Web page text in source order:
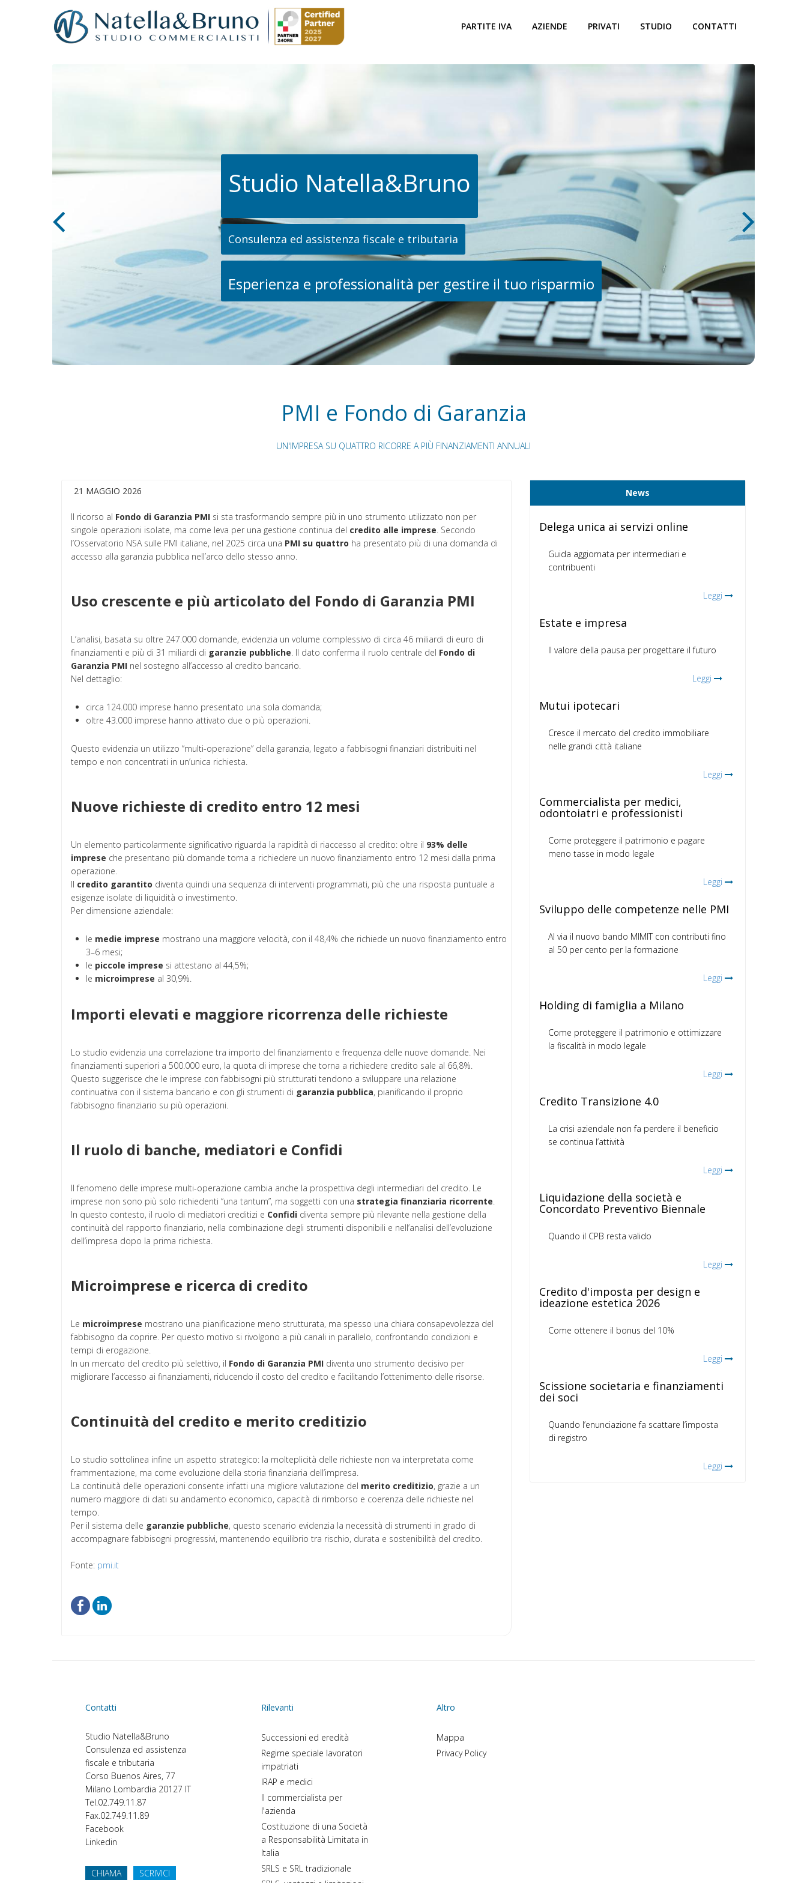
CONTATTI
STUDIO
PRIVATI
AZIENDE
PARTITE IVA
Studio Natella&Bruno
Consulenza ed assistenza fiscale e tributaria
Esperienza e professionalità per gestire il tuo risparmio
PMI e Fondo di Garanzia
UN'IMPRESA SU QUATTRO RICORRE A PIÙ FINANZIAMENTI ANNUALI
21 MAGGIO 2026
Il ricorso al Fondo di Garanzia PMI si sta trasformando sempre più in uno strumento utilizzato non per
singole operazioni isolate, ma come leva per una gestione continua del credito alle imprese. Secondo
l’Osservatorio NSA sulle PMI italiane, nel 2025 circa una PMI su quattro ha presentato più di una domanda di
accesso alla garanzia pubblica nell’arco dello stesso anno.
Uso crescente e più articolato del Fondo di Garanzia PMI
L’analisi, basata su oltre 247.000 domande, evidenzia un volume complessivo di circa 46 miliardi di euro di
finanziamenti e più di 31 miliardi di garanzie pubbliche. Il dato conferma il ruolo centrale del Fondo di
Garanzia PMI nel sostegno all’accesso al credito bancario.
Nel dettaglio:
circa 124.000 imprese hanno presentato una sola domanda;
oltre 43.000 imprese hanno attivato due o più operazioni.
Questo evidenzia un utilizzo “multi-operazione” della garanzia, legato a fabbisogni finanziari distribuiti nel
tempo e non concentrati in un’unica richiesta.
Nuove richieste di credito entro 12 mesi
Un elemento particolarmente significativo riguarda la rapidità di riaccesso al credito: oltre il 93% delle
imprese che presentano più domande torna a richiedere un nuovo finanziamento entro 12 mesi dalla prima
operazione.
Il credito garantito diventa quindi una sequenza di interventi programmati, più che una risposta puntuale a
esigenze isolate di liquidità o investimento.
Per dimensione aziendale:
le medie imprese mostrano una maggiore velocità, con il 48,4% che richiede un nuovo finanziamento entro
3–6 mesi;
le piccole imprese si attestano al 44,5%;
le microimprese al 30,9%.
Importi elevati e maggiore ricorrenza delle richieste
Lo studio evidenzia una correlazione tra importo del finanziamento e frequenza delle nuove domande. Nei
finanziamenti superiori a 500.000 euro, la quota di imprese che torna a richiedere credito sale al 66,8%.
Questo suggerisce che le imprese con fabbisogni più strutturati tendono a sviluppare una relazione
continuativa con il sistema bancario e con gli strumenti di garanzia pubblica, pianificando il proprio
fabbisogno finanziario su più operazioni.
Il ruolo di banche, mediatori e Confidi
Il fenomeno delle imprese multi-operazione cambia anche la prospettiva degli intermediari del credito. Le
imprese non sono più solo richiedenti “una tantum”, ma soggetti con una strategia finanziaria ricorrente.
In questo contesto, il ruolo di mediatori creditizi e Confidi diventa sempre più rilevante nella gestione della
continuità del rapporto finanziario, nella combinazione degli strumenti disponibili e nell’analisi dell’evoluzione
dell’impresa dopo la prima richiesta.
Microimprese e ricerca di credito
Le microimprese mostrano una pianificazione meno strutturata, ma spesso una chiara consapevolezza del
fabbisogno da coprire. Per questo motivo si rivolgono a più canali in parallelo, confrontando condizioni e
tempi di erogazione.
In un mercato del credito più selettivo, il Fondo di Garanzia PMI diventa uno strumento decisivo per
migliorare l’accesso ai finanziamenti, riducendo il costo del credito e facilitando l’ottenimento delle risorse.
Continuità del credito e merito creditizio
Lo studio sottolinea infine un aspetto strategico: la molteplicità delle richieste non va interpretata come
frammentazione, ma come evoluzione della storia finanziaria dell’impresa.
La continuità delle operazioni consente infatti una migliore valutazione del merito creditizio, grazie a un
numero maggiore di dati su andamento economico, capacità di rimborso e coerenza delle richieste nel
tempo.
Per il sistema delle garanzie pubbliche, questo scenario evidenzia la necessità di strumenti in grado di
accompagnare fabbisogni progressivi, mantenendo equilibrio tra rischio, durata e sostenibilità del credito.
Fonte: pmi.it
News
Delega unica ai servizi online
Guida aggiornata per intermediari e
contribuenti
Leggi
Estate e impresa
Il valore della pausa per progettare il futuro
Leggi
Mutui ipotecari
Cresce il mercato del credito immobiliare
nelle grandi città italiane
Leggi
Commercialista per medici,
odontoiatri e professionisti
Come proteggere il patrimonio e pagare
meno tasse in modo legale
Leggi
Sviluppo delle competenze nelle PMI
Al via il nuovo bando MIMIT con contributi fino
al 50 per cento per la formazione
Leggi
Holding di famiglia a Milano
Come proteggere il patrimonio e ottimizzare
la fiscalità in modo legale
Leggi
Credito Transizione 4.0
La crisi aziendale non fa perdere il beneficio
se continua l’attività
Leggi
Liquidazione della società e
Concordato Preventivo Biennale
Quando il CPB resta valido
Leggi
Credito d'imposta per design e
ideazione estetica 2026
Come ottenere il bonus del 10%
Leggi
Scissione societaria e finanziamenti
dei soci
Quando l’enunciazione fa scattare l’imposta
di registro
Leggi
Contatti
Studio Natella&Bruno
Consulenza ed assistenza
fiscale e tributaria
Corso Buenos Aires, 77
Milano Lombardia 20127 IT
Tel.02.749.11.87
Fax.02.749.11.89
Facebook
Linkedin
CHIAMA SCRIVICI
Rilevanti
Successioni ed eredità
Regime speciale lavoratori
impatriati
IRAP e medici
Il commercialista per
l'azienda
Costituzione di una Società
a Responsabilità Limitata in
Italia
SRLS e SRL tradizionale
Altro
Mappa
Privacy Policy